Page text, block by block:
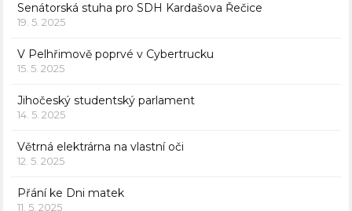
Senátorská stuha pro SDH Kardašova Řečice
19. 5. 2025
V Pelhřimově poprvé v Cybertrucku
15. 5. 2025
Jihočeský studentský parlament
14. 5. 2025
Větrná elektrárna na vlastní oči
12. 5. 2025
Přání ke Dni matek
11. 5. 2025